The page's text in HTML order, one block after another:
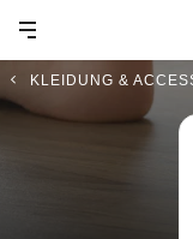
KLEIDUNG &